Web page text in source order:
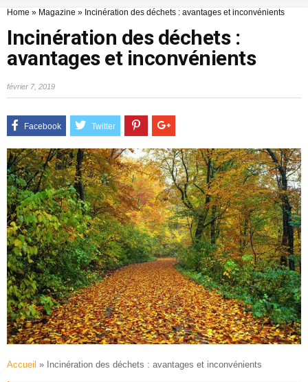
Home » Magazine » Incinération des déchets : avantages et inconvénients
Incinération des déchets :
avantages et inconvénients
février 7, 2019
Accueil » Incinération des déchets : avantages et inconvénients